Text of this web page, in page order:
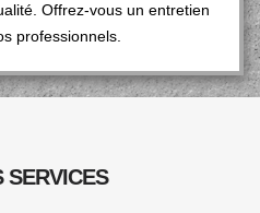
Offrez-vous un entretien
professionnels.
SERVICES